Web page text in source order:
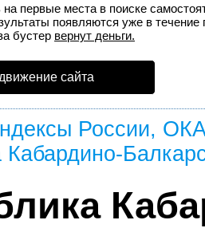
первые места в поиске
появляются уже в
бустер вернут деньги.
сайта
России,
Кабардино-